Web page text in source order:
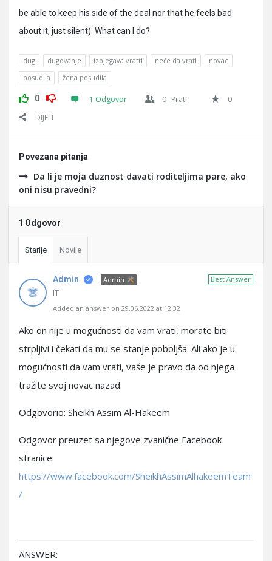
be able to keep his side of the deal nor that he feels bad
about it, just silent). What can I do?
dug dugovanje izbjegava vratti neće da vrati
novac
posudila
žena posudila
0 1 Odgovor 0 Prati
0
DIJELI
Povezana pitanja
Da li je moja duznost davati roditeljima pare, ako
oni nisu pravedni?
1 Odgovor
Starije Novije
Best Answer
Admin Admin
IT
Added an answer on 29.06.2022 at 12:32
Ako on nije u mogućnosti da vam vrati, morate biti
strpljivi i čekati da mu se stanje poboljša. Ali ako je u
mogućnosti da vam vrati, vaše je pravo da od njega
tražite svoj novac nazad.
Odgovorio: Sheikh Assim Al-Hakeem
Odgovor preuzet sa njegove zvanične Facebook
stranice:
https://www.facebook.com/SheikhAssimAlhakeemTeam
/
ANSWER: